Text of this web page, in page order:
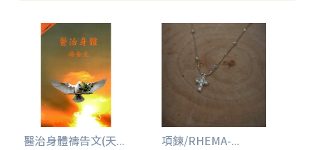
醫治身體禱告文(天... 項鍊/RHEMA-...